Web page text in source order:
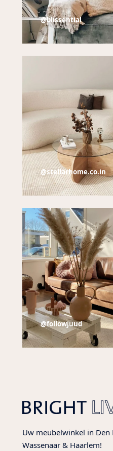
@blissential
@stellarhome.co.in
@followjuud
Uw meubelwinkel in Den
Wassenaar & Haarlem!